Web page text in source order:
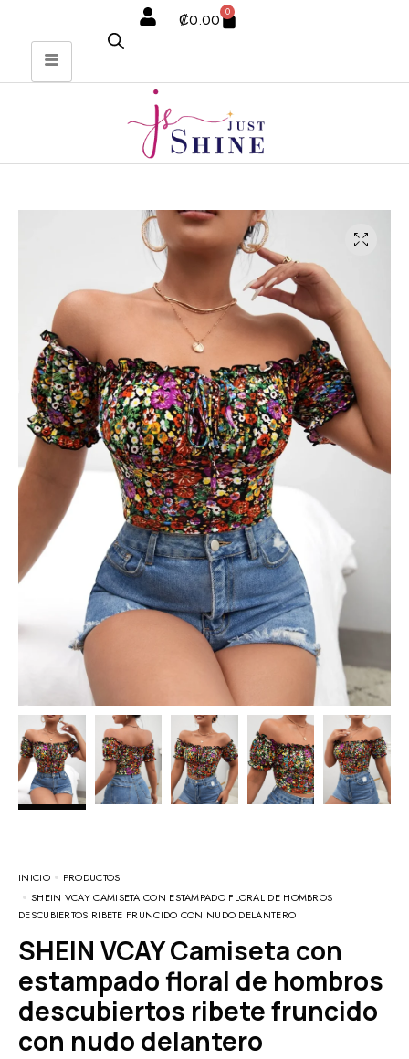
₡0.00 0
INICIO
PRODUCTOS
SHEIN VCAY CAMISETA CON ESTAMPADO FLORAL DE HOMBROS
DESCUBIERTOS RIBETE FRUNCIDO CON NUDO DELANTERO
SHEIN VCAY Camiseta con
estampado floral de hombros
descubiertos ribete fruncido
con nudo delantero